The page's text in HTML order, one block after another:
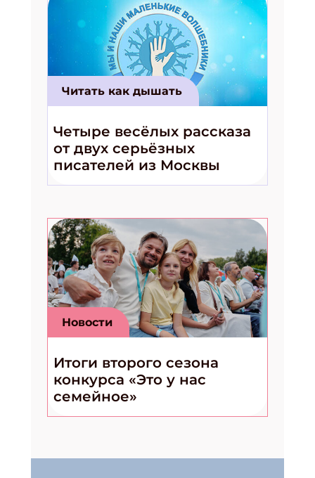
Читать как дышать
Четыре весёлых рассказа
от двух серьёзных
писателей из Москвы
Новости
Итоги второго сезона
конкурса «Это у нас
семейное»